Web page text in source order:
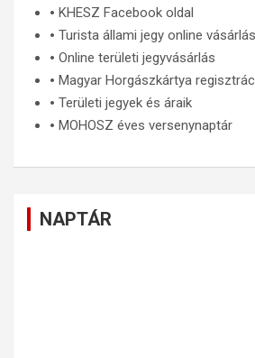
🞄 KHESZ Facebook oldal
🞄 Turista állami jegy online vásárlás
🞄 Online területi jegyvásárlás
🞄 Magyar Horgászkártya
🞄 Területi jegyek és áraik
🞄 MOHOSZ éves versenynaptár
NAPTÁR